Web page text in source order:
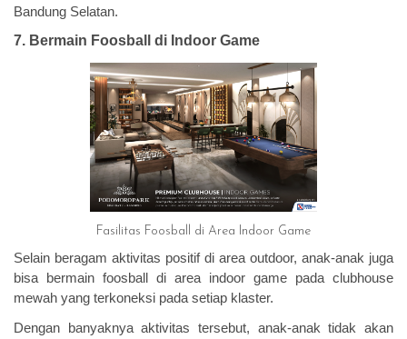
Bandung Selatan.
7. Bermain Foosball di Indoor Game
Fasilitas Foosball di Area Indoor Game
Selain beragam aktivitas positif di area outdoor, anak-anak juga
bisa bermain foosball di area indoor game pada clubhouse
mewah yang terkoneksi pada setiap klaster.
Dengan banyaknya aktivitas tersebut, anak-anak tidak akan